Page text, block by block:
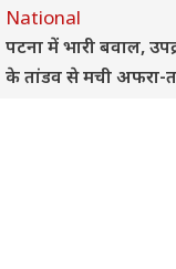
National
पटना में भारी बवाल,
के तांडव से मची अफरा-